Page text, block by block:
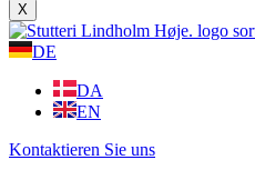
X
DE
DA
EN
Kontaktieren Sie uns